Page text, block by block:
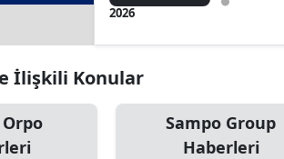
2026
İlişkili Konular
Sampo Group
Haberleri